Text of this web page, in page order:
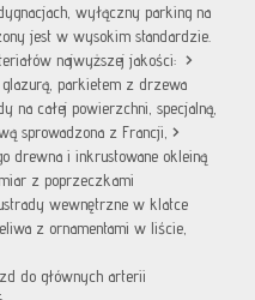
wyłączny parking na
jest w wysokim standardzie.
najwyższej jakości: >
glazurą, parkietem z drzewa
na całej powierzchni, specjalną,
sprowadzona z Francji, >
drewna i inkrustowane okleiną
z poprzeczkami
wewnętrzne w klatce
z ornamentami w liście,
do głównych arterii